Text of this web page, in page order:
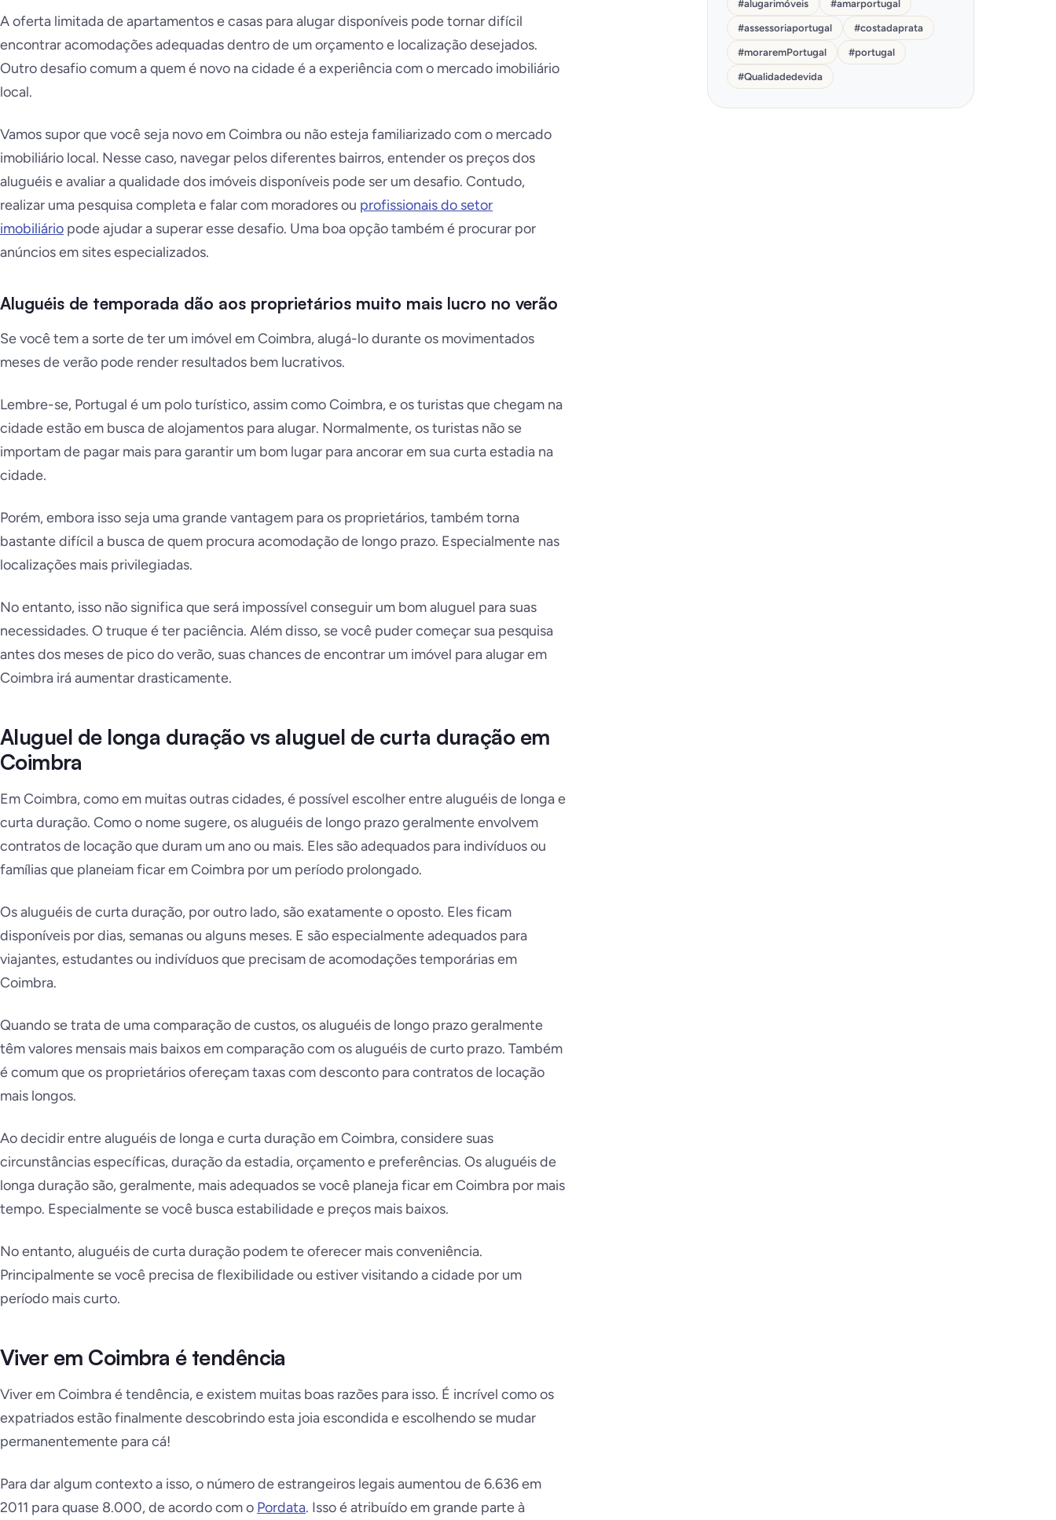
A oferta limitada de apartamentos e casas para alugar disponíveis pode tornar difícil
encontrar acomodações adequadas dentro de um orçamento e localização desejados.
Outro desafio comum a quem é novo na cidade é a experiência com o mercado imobiliário
local.
Vamos supor que você seja novo em Coimbra ou não esteja familiarizado com o mercado
imobiliário local. Nesse caso, navegar pelos diferentes bairros, entender os preços dos
aluguéis e avaliar a qualidade dos imóveis disponíveis pode ser um desafio. Contudo,
realizar uma pesquisa completa e falar com moradores ou profissionais do setor
imobiliário pode ajudar a superar esse desafio. Uma boa opção também é procurar por
anúncios em sites especializados.
Aluguéis de temporada dão aos proprietários muito mais lucro no verão
Se você tem a sorte de ter um imóvel em Coimbra, alugá-lo durante os movimentados
meses de verão pode render resultados bem lucrativos.
Lembre-se, Portugal é um polo turístico, assim como Coimbra, e os turistas que chegam na
cidade estão em busca de alojamentos para alugar. Normalmente, os turistas não se
importam de pagar mais para garantir um bom lugar para ancorar em sua curta estadia na
cidade.
Porém, embora isso seja uma grande vantagem para os proprietários, também torna
bastante difícil a busca de quem procura acomodação de longo prazo. Especialmente nas
localizações mais privilegiadas.
No entanto, isso não significa que será impossível conseguir um bom aluguel para suas
necessidades. O truque é ter paciência. Além disso, se você puder começar sua pesquisa
antes dos meses de pico do verão, suas chances de encontrar um imóvel para alugar em
Coimbra irá aumentar drasticamente.
Aluguel de longa duração vs aluguel de curta duração em
Coimbra
Em Coimbra, como em muitas outras cidades, é possível escolher entre aluguéis de longa e
curta duração. Como o nome sugere, os aluguéis de longo prazo geralmente envolvem
contratos de locação que duram um ano ou mais. Eles são adequados para indivíduos ou
famílias que planeiam ficar em Coimbra por um período prolongado.
Os aluguéis de curta duração, por outro lado, são exatamente o oposto. Eles ficam
disponíveis por dias, semanas ou alguns meses. E são especialmente adequados para
viajantes, estudantes ou indivíduos que precisam de acomodações temporárias em
Coimbra.
Quando se trata de uma comparação de custos, os aluguéis de longo prazo geralmente
têm valores mensais mais baixos em comparação com os aluguéis de curto prazo. Também
é comum que os proprietários ofereçam taxas com desconto para contratos de locação
mais longos.
Ao decidir entre aluguéis de longa e curta duração em Coimbra, considere suas
circunstâncias específicas, duração da estadia, orçamento e preferências. Os aluguéis de
longa duração são, geralmente, mais adequados se você planeja ficar em Coimbra por mais
tempo. Especialmente se você busca estabilidade e preços mais baixos.
No entanto, aluguéis de curta duração podem te oferecer mais conveniência.
Principalmente se você precisa de flexibilidade ou estiver visitando a cidade por um
período mais curto.
Viver em Coimbra é tendência
Viver em Coimbra é tendência, e existem muitas boas razões para isso. É incrível como os
expatriados estão finalmente descobrindo esta joia escondida e escolhendo se mudar
permanentemente para cá!
Para dar algum contexto a isso, o número de estrangeiros legais aumentou de 6.636 em
2011 para quase 8.000, de acordo com o Pordata. Isso é atribuído em grande parte à
#alugarimóveis #amarportugal
#assessoriaportugal #costadaprata
#moraremPortugal #portugal
#Qualidadedevida